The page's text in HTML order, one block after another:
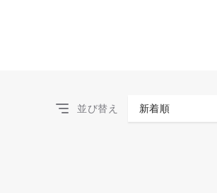
並び替え 新着順